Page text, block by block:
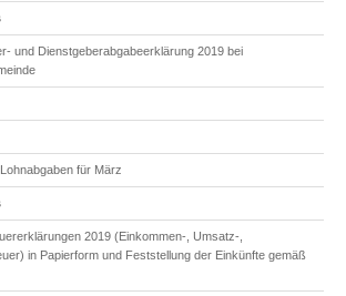
und Dienstgeberabgabeerklärung 2019 bei
für März
2019 (Einkommen-, Umsatz-,
in Papierform und Feststellung der Einkünfte gemäß